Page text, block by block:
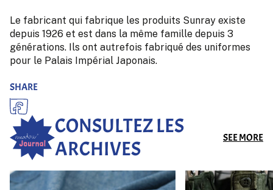
Le fabricant qui fabrique les produits Sunray existe
depuis 1926 et est dans la même famille depuis 3
générations. Ils ont autrefois fabriqué des uniformes
pour le Palais Impérial Japonais.
SHARE
CONSULTEZ LES
ARCHIVES
SEE MORE